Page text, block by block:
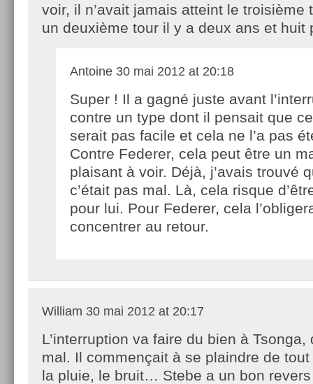
voir, il n’avait jamais atteint le troisième
un deuxième tour il y a deux ans et huit
Antoine 30 mai 2012 at 20:18
Super ! Il a gagné juste avant
contre un type dont il pensait que
serait pas facile et cela ne l’a pas
Contre Federer, cela peut être un
plaisant à voir. Déjà, j’avais trouvé
c’était pas mal. Là, cela risque
pour lui. Pour Federer, cela
concentrer au retour.
William 30 mai 2012 at 20:17
L’interruption va faire du bien à Tsonga,
mal. Il commençait à se plaindre de
la pluie, le bruit… Stebe a un bon